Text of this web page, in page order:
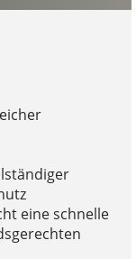
eine schnelle